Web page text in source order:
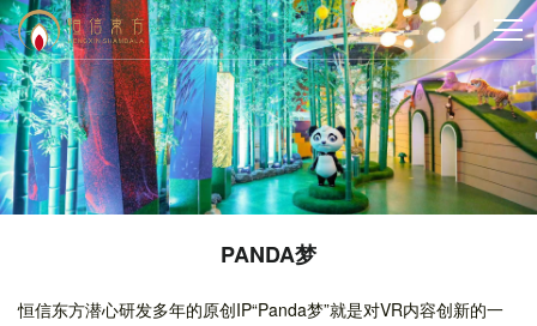
PANDA梦
恒信东方潜心研发多年的原创IP“Panda梦”就是对VR内容创新的一